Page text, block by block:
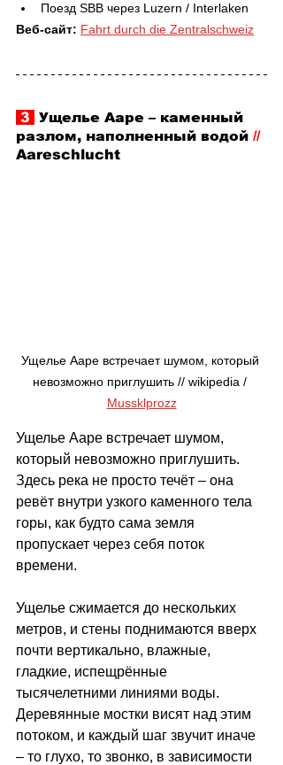
Поезд SBB через Luzern / Interlaken
Веб-сайт: Fahrt durch die Zentralschweiz
3 Ущелье Ааре – каменный
разлом, наполненный водой //
Aareschlucht
Ущелье Ааре встречает шумом, который
невозможно приглушить // wikipedia /
Mussklprozz
Ущелье Ааре встречает шумом,
который невозможно приглушить.
Здесь река не просто течёт – она
ревёт внутри узкого каменного тела
горы, как будто сама земля
пропускает через себя поток
времени.
Ущелье сжимается до нескольких
метров, и стены поднимаются вверх
почти вертикально, влажные,
гладкие, испещрённые
тысячелетними линиями воды.
Деревянные мостки висят над этим
потоком, и каждый шаг звучит иначе
– то глухо, то звонко, в зависимости